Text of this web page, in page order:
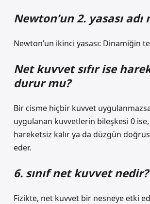
Newton’un 2. yasası adı
Newton’un ikinci yasası: Dinamiğin
Net kuvvet sıfır ise
durur mu?
Bir cisme hiçbir kuvvet
uygulanan kuvvetlerin bileşkesi 0
hareketsiz kalır ya da düzgün
eder.
6. sınıf net kuvvet nedir?
Fizikte, net kuvvet bir nesneye etki